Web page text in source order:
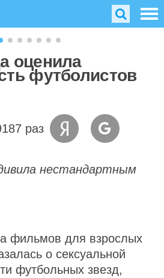
оценила
футболистов
раз
нестандартным
фильмов для взрослых
о сексуальной
футбольных звезд,